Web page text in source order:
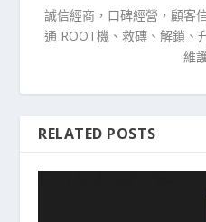
誠信經商，口碑經營，顧客
通 ROOT機、救磚、解鎖、
維
RELATED POSTS